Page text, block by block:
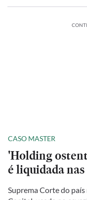
CASO MASTER
'Holding
é liquidada
Suprema Corte do